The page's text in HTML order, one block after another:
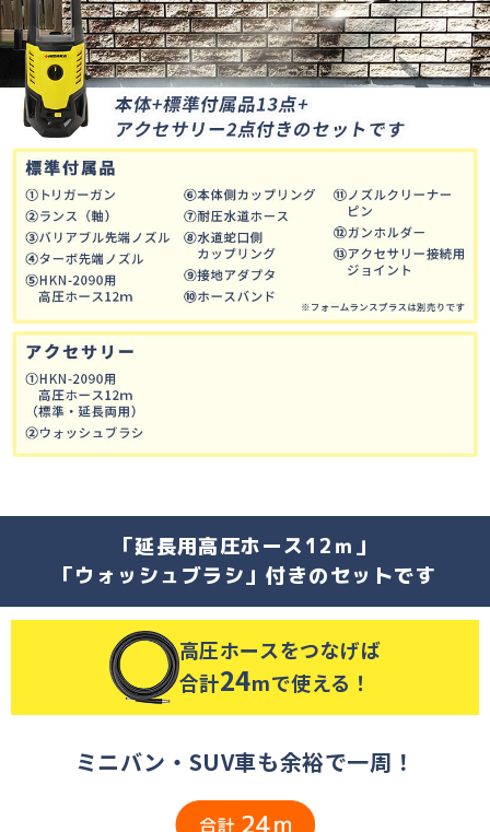
「延長用高圧ホース12ｍ」
「ウォッシュブラシ」付きのセットです
高圧ホースをつなげば
合計24mで使える！
ミニバン・SUV車も余裕で一周！